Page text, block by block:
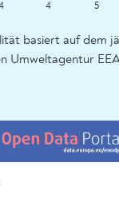
4 5
basiert auf dem
Umweltagentur